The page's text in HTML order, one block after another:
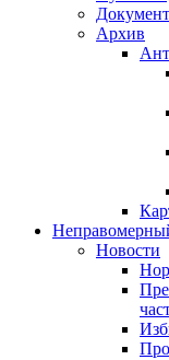
Архив
Новости